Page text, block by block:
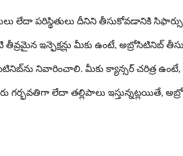
లేదా పరిస్థితులు దీనిని తీసుకోవడానికి
ఇన్ఫెక్షన్లు మీకు ఉంటే, అబ్రోసిటినిబ్
నివారించాలి. మీకు క్యాన్సర్
గర్భవతిగా లేదా తల్లిపాలు